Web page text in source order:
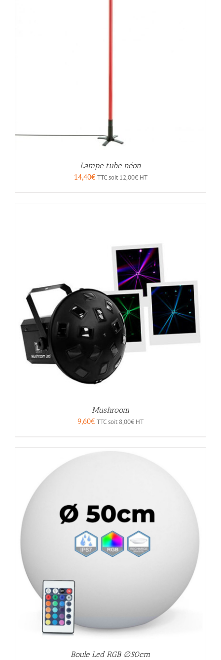
Lampe tube néon
14,40€ TTC soit 12,00€HT
Mushroom
9,60€ TTC soit 8,00€ HT
Boule Led RGB ∅50cm